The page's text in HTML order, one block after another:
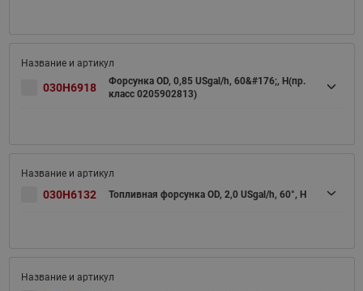
030H6918
Форсунка OD, 0,85 USgal/h, 60&#176;, H(пр.
класс 0205902813)
030H6132 Топливная форсунка OD, 2,0 USgal/h, 60°, H